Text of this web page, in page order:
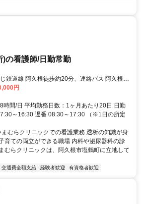
)の看護師/日勤常勤
鉄道線 阿久根徒歩約20分、連絡バス 阿久根徒
じ鉄道線 牛ノ浜徒歩約54分
円
時間/日 平均勤務日数：1ヶ月あたり20日 日勤
～16:30 遅番 08:30～17:30 （※1日の所定
むらクリニックでの看護業務 透析の知識が身
育ての両立ができる職場 内科や泌尿器科の診
むらクリニックは、阿久根市塩鶴町に立地して
交通費全額支給 経験者歓迎 有資格者歓迎